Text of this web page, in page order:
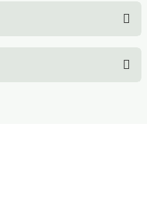
öneri formunu